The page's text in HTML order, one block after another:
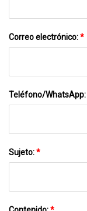
Correo electrónico:*
Teléfono/WhatsApp:
Sujeto:*